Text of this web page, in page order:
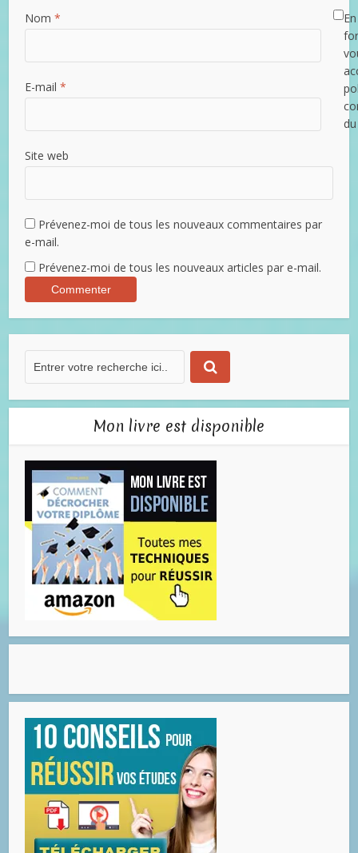
Nom *
E-mail *
Site web
Prévenez-moi de tous les nouveaux commentaires par
e-mail.
Prévenez-moi de tous les nouveaux articles par e-mail.
Mon livre est disponible